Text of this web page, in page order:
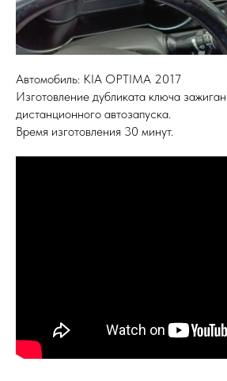
Автомобиль: KIA OPTIMA 2017
Изготовление дубликата ключа
дистанционного автозапуска.
Время изготовления 30 минут.